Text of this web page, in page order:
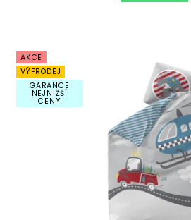
AKCE
VÝPRODEJ
GARANCE
NEJNIŽŠÍ
CENY